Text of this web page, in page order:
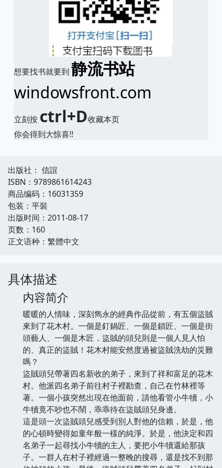
想要找书就要到 静流书站
windowsfront.com
立刻按 ctrl+D收藏本页
你会得到大惊喜!!
出版社： 信誼
ISBN：9789861614243
商品编码：16031359
包装：平裝
出版时间：2011-08-17
页数：160
正文语种：繁體中文
具体描述
内容简介
暖暖的人情味，深刻雋永的經典作品從前，有五個盜賊
來到了花木村。一個是釘鍋匠、一個是鎖匠、一個是街
頭藝人、一個是木匠，盜賊的頭兒則是一個人見人怕
的、真正的盜賊！花木村能安然度過被盜賊洗劫的災難
嗎？
盜賊頭兒帶著四名新收的弟子，來到了祥和富足的花木
村。他派四名弟子前往村子裡勘查，自己在竹林裡等
著。一個小孩突然出現在他面前，請他看管小牛犢，小
牛犢竟不吵也不鬧，乖乖待在盜賊頭兒身邊。
這是頭一次盜賊頭兒感受到別人對他的信賴，於是，他
的心頓時變得如童年般一樣的純淨。於是，他決定和四
名弟子一起尋找小牛犢的主人，要把小牛犢還給那孩
子。一群人在村子裡經過一整晚的搜尋，還是找不到那